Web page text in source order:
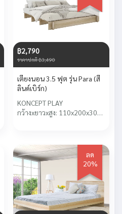
฿2,790
ราคาปกติ ฿3,490
เตียงนอน 3.5 ฟุต รุ่น Para (สี
ลินด์เบิร์ก)
KONCEPT PLAY
กว้างxยาวxสูง: 110x200x30
ลด
20%